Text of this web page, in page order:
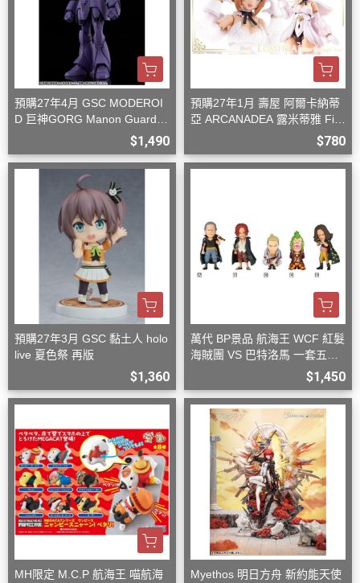
預購27年4月 GSC MODEROI
D 巨神GORG Manon Guardia
$1,490
預購27年1月 壽屋 阿爾卡納蒂
亞 ARCANADEA 露米蒂雅 Firs
$780
預購27年3月 GSC 黏土人 holo
live 夏色祭 再版
$1,360
萬代 BP景品 航海王 WCF 紅髮
海賊團 VS 巴特洛馬 一套五款
$1,450
MH限定 M.C.P 航海王 喵航海
Myethos 明日方舟 新約能天使